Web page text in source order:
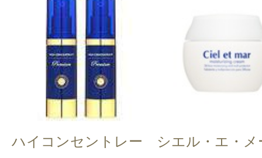
ハイコンセントレー
シエル・エ・メ